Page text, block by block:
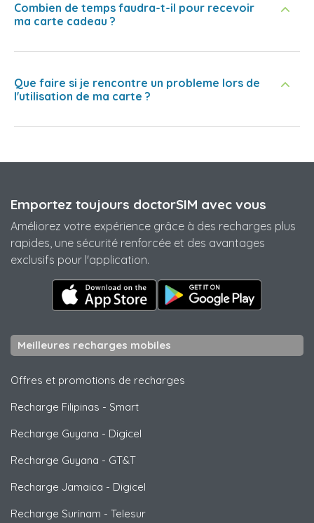
Combien de temps faudra-t-il pour recevoir
ma carte cadeau ?
Que faire si je rencontre un probleme lors de
l'utilisation de ma carte ?
Emportez toujours doctorSIM avec vous
Améliorez votre expérience grâce à des recharges plus
rapides, une sécurité renforcée et des avantages
exclusifs pour l'application.
Meilleures recharges mobiles
Offres et promotions de recharges
Recharge Filipinas - Smart
Recharge Guyana - Digicel
Recharge Guyana - GT&T
Recharge Jamaica - Digicel
Recharge Surinam - Telesur